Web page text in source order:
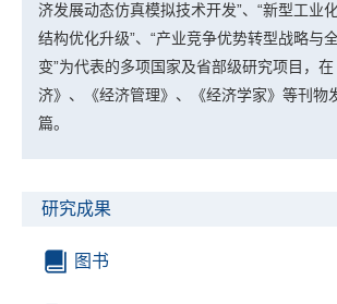
济发展动态仿真模拟技术开发”、“新型工业
结构优化升级”、“产业竞争优势转型战略与
变”为代表的多项国家及省部级研究项目，
济》、《经济管理》、《经济学家》等刊物
篇。
研究成果
图书